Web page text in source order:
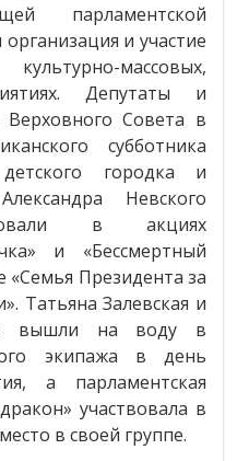
парламентской
организация и участие
массовых,
Депутаты и
Верховного Совета в
субботника
городка и
Невского
в акциях
и «Бессмертный
«Семья Президента за
Татьяна Залевская и
вышли на воду в
экипажа в день
а парламентская
участвовала в
в своей группе.